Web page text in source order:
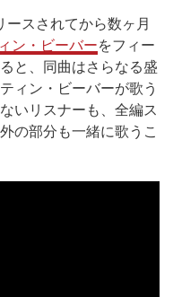
スされてから数ヶ月
ン・ビーバーをフィー
と、同曲はさらなる盛
ィン・ビーバーが歌う
いリスナーも、全編ス
の部分も一緒に歌うこ